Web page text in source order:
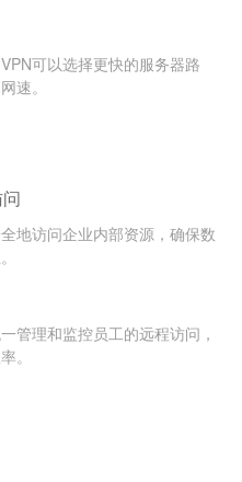
可以选择更快的服务器路
速。
地访问企业内部资源，确保数
管理和监控员工的远程访问，
。